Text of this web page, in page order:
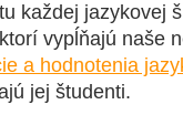
každej jazykovej
vypĺňajú naše
a hodnotenia
jej študenti.